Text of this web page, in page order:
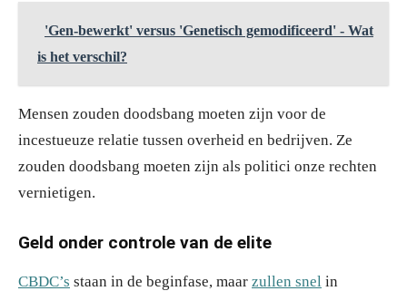
'Gen-bewerkt' versus 'Genetisch gemodificeerd' - Wat
is het verschil?
Mensen zouden doodsbang moeten zijn voor de
incestueuze relatie tussen overheid en bedrijven. Ze
zouden doodsbang moeten zijn als politici onze rechten
vernietigen.
Geld onder controle van de elite
CBDC’s staan in de beginfase, maar zullen snel in